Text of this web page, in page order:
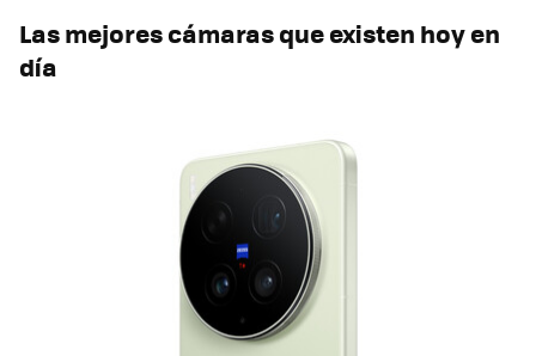
Las mejores cámaras que existen hoy en
día